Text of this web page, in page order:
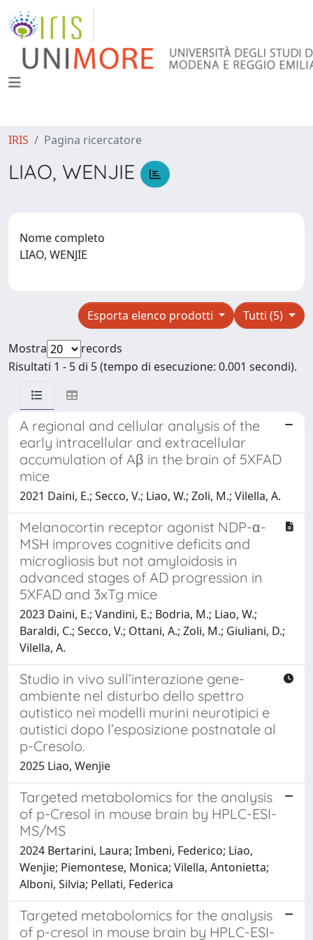
IRIS Pagina ricercatore
LIAO, WENJIE
Nome completo
LIAO, WENJIE
Tutti (5)
Esporta elenco prodotti
Mostra
records
Risultati 1 - 5 di 5 (tempo di esecuzione: 0.001 secondi).
A regional and cellular analysis of the
early intracellular and extracellular
accumulation of Aβ in the brain of 5XFAD
mice
2021 Daini, E.; Secco, V.; Liao, W.; Zoli, M.; Vilella, A.
Melanocortin receptor agonist NDP-α-
MSH improves cognitive deficits and
microgliosis but not amyloidosis in
advanced stages of AD progression in
5XFAD and 3xTg mice
2023 Daini, E.; Vandini, E.; Bodria, M.; Liao, W.;
Baraldi, C.; Secco, V.; Ottani, A.; Zoli, M.; Giuliani, D.;
Vilella, A.
Studio in vivo sull’interazione gene-
ambiente nel disturbo dello spettro
autistico nei modelli murini neurotipici e
autistici dopo l’esposizione postnatale al
p-Cresolo.
2025 Liao, Wenjie
Targeted metabolomics for the analysis
of p-Cresol in mouse brain by HPLC-ESI-
MS/MS
2024 Bertarini, Laura; Imbeni, Federico; Liao,
Wenjie; Piemontese, Monica; Vilella, Antonietta;
Alboni, Silvia; Pellati, Federica
Targeted metabolomics for the analysis
of p-cresol in mouse brain by HPLC-ESI-